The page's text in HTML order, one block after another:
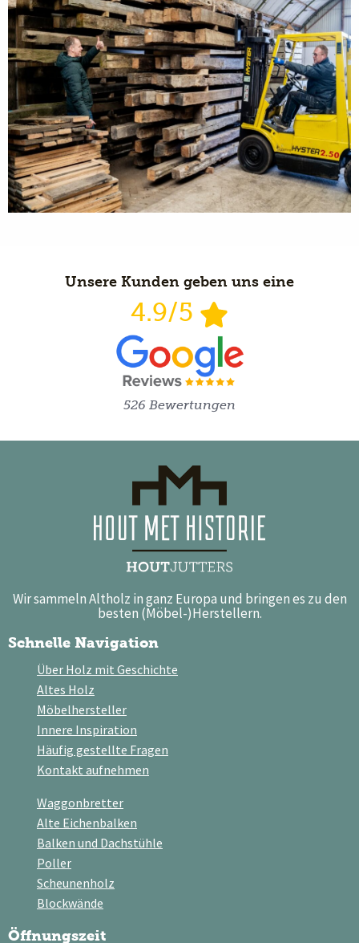
Unsere Kunden geben uns eine
4.9/5
526 Bewertungen
Wir sammeln Altholz in ganz Europa und bringen es zu den
besten (Möbel-)Herstellern.
Schnelle Navigation
Über Holz mit Geschichte
Altes Holz
Möbelhersteller
Innere Inspiration
Häufig gestellte Fragen
Kontakt aufnehmen
Waggonbretter
Alte Eichenbalken
Balken und Dachstühle
Poller
Scheunenholz
Blockwände
Öffnungszeit